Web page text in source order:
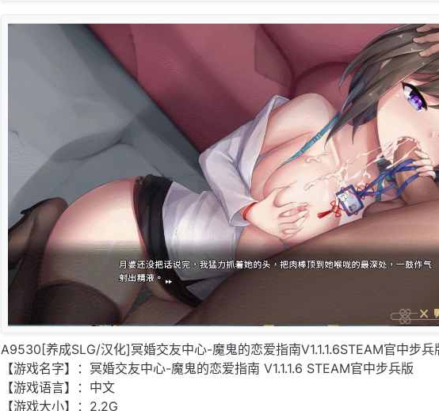
A9530[养成SLG/汉化]冥婚交友中心-魔鬼的恋爱指南V1.1.1.6STEAM官中步
【游戏名字】：冥婚交友中心-魔鬼的恋爱指南 V1.1.1.6 STEAM官中步兵版
【游戏语言】：中文
【游戏大小】：2.2G